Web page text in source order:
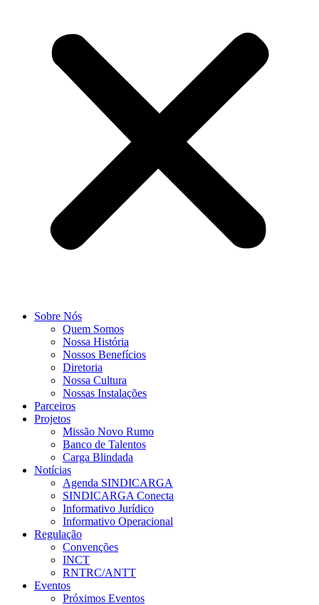
Sobre Nós
Quem Somos
Nossa História
Nossos Benefícios
Diretoria
Nossa Cultura
Nossas Instalações
Parceiros
Projetos
Missão Novo Rumo
Banco de Talentos
Carga Blindada
Notícias
Agenda SINDICARGA
SINDICARGA Conecta
Informativo Jurídico
Informativo Operacional
Regulação
Convenções
INCT
RNTRC/ANTT
Eventos
Próximos Eventos